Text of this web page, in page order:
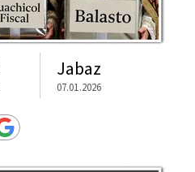
Jabaz
07.01.2026